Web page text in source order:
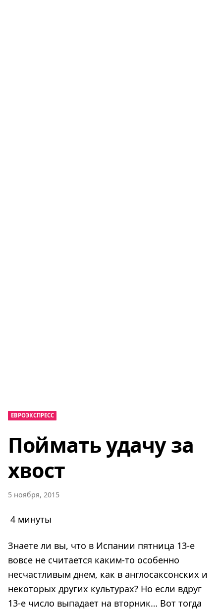
ЕВРОЭКСПРЕСС
Поймать удачу за
хвост
5 ноября, 2015
4 минуты
Знаете ли вы, что в Испании пятница 13-е
вовсе не считается каким-то особенно
несчастливым днем, как в англосаксонских и
некоторых других культурах? Но если вдруг
13-е число выпадает на вторник… Вот тогда